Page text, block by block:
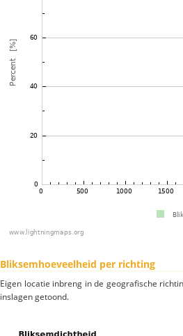
Bliksemhoeveelheid per richting
Eigen locatie inbreng in de geografische
inslagen getoond.